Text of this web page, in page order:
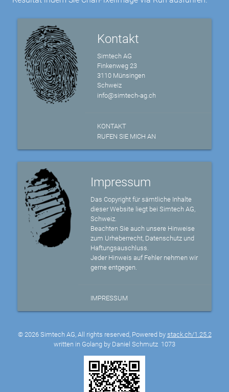
Kontakt
Simtech AG
Finkenweg 23
3110 Münsingen
Schweiz
info@simtech-ag.ch
KONTAKT
RUFEN SIE MICH AN
Impressum
Das Copyright für sämtliche Inhalte
dieser Website liegt bei Simtech AG,
Schweiz.
Beachten Sie auch unsere Hinweise
zum Urheberrecht, Datenschutz und
Haftungsauschluss.
Jeder Hinweis auf Fehler nehmen wir
gerne entgegen.
IMPRESSUM
© 2026 Simtech AG, All rights reserved, Powered by stack.ch/1.25.2
written in Golang by Daniel Schmutz 1073